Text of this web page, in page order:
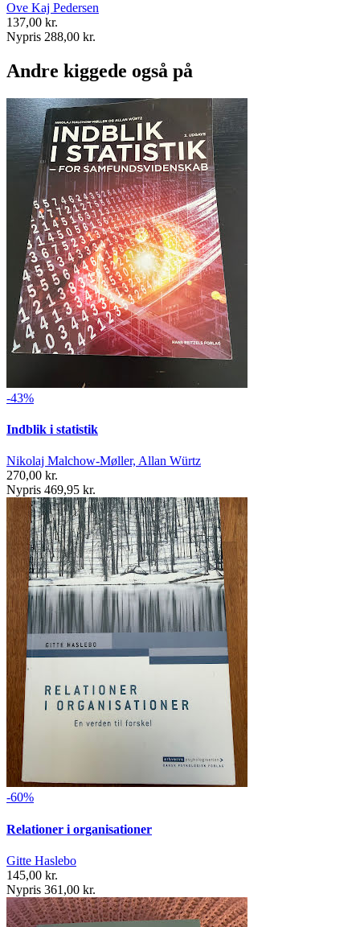
Ove Kaj Pedersen
137,00 kr.
Nypris 288,00 kr.
Andre kiggede også på
-43%
Indblik i statistik
Nikolaj Malchow-Møller, Allan Würtz
270,00 kr.
Nypris 469,95 kr.
-60%
Relationer i organisationer
Gitte Haslebo
145,00 kr.
Nypris 361,00 kr.